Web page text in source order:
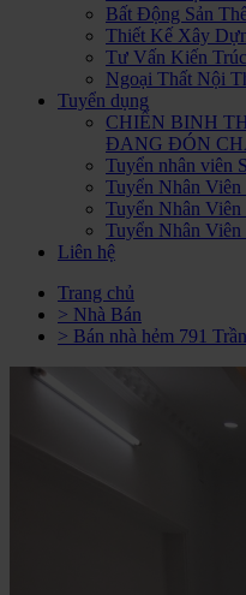
Bất Động Sản
Thiết Kế Xây
Tư Vấn Kiến Trúc
Ngoại Thất Nội
Tuyển dụng
CHIẾN BINH
ĐANG ĐÓN
Tuyển nhân viên
Tuyển Nhân Viên
Tuyển Nhân
Tuyển Nhân Viên
Liên hệ
Trang chủ
> Nhà Bán
> Bán nhà hẻm 791